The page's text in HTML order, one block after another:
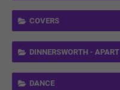
COVERS
DINNERSWORTH - APART
DANCE